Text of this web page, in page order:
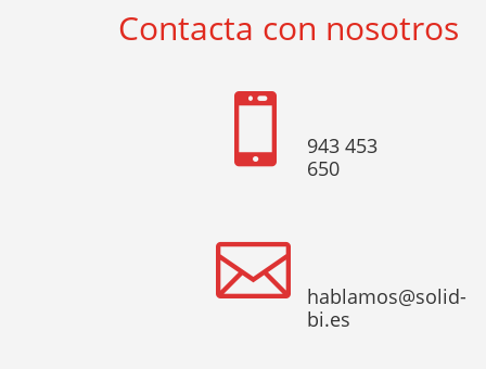
Contacta con nosotros

943 453
650

hablamos@solid-
bi.es